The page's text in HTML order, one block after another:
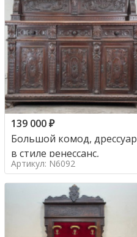
139 000₽
Большой комод, дрессуар
в стиле ренессанс,
Артикул: N6092